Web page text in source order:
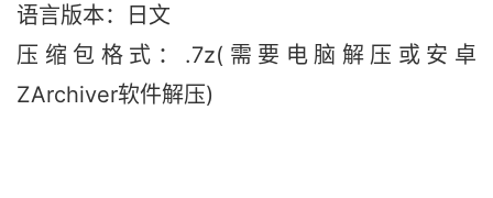
语言版本：日文
压缩包格式：.7z(需要电脑解压或安卓
ZArchiver软件解压)